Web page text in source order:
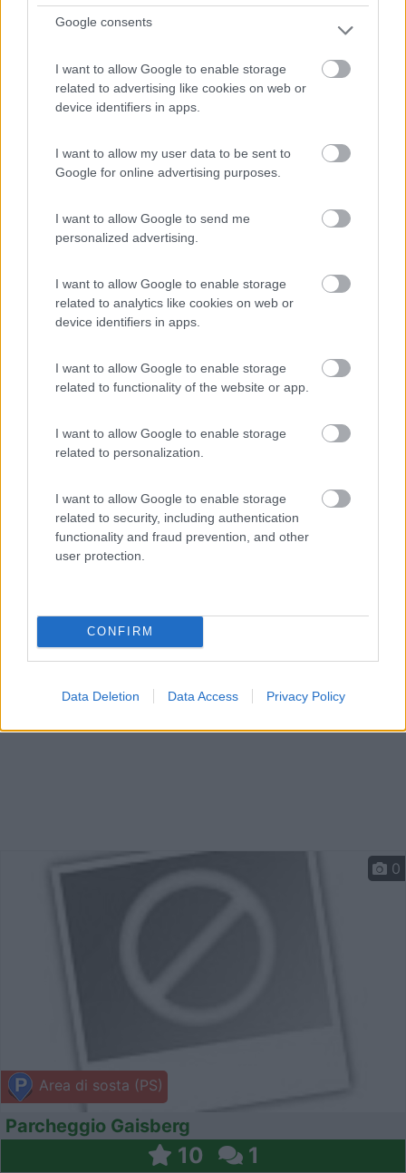
Google consents
I want to allow Google to enable storage
related to advertising like cookies on web or
device identifiers in apps.
I want to allow my user data to be sent to
Google for online advertising purposes.
I want to allow Google to send me
personalized advertising.
I want to allow Google to enable storage
related to analytics like cookies on web or
device identifiers in apps.
I want to allow Google to enable storage
related to functionality of the website or app.
I want to allow Google to enable storage
related to personalization.
I want to allow Google to enable storage
related to security, including authentication
functionality and fraud prevention, and other
user protection.
CONFIRM
Data Deletion Data Access Privacy Policy
A 15 minuti dal centro raggiungibile con autobus, linea
Salisburgo - 26.2km
Parcheggio P 2
Servizi / Posizione
Parcheggio P2 con cartello di sosta camper, segnalato
Area di sosta (PS)
0
Parcheggio Gaisberg
10 1